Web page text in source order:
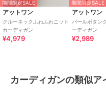
59cm、袖ぐり：26.5cm、袖口
【原産国】バングラデシュ
期間限定SALE
アットワン
クルーネックふわふわニット
カーディガン
¥4,979
期間限定SALE
アットワン
パールボタン
ーディガン
¥2,989
カーディガンの類似ア